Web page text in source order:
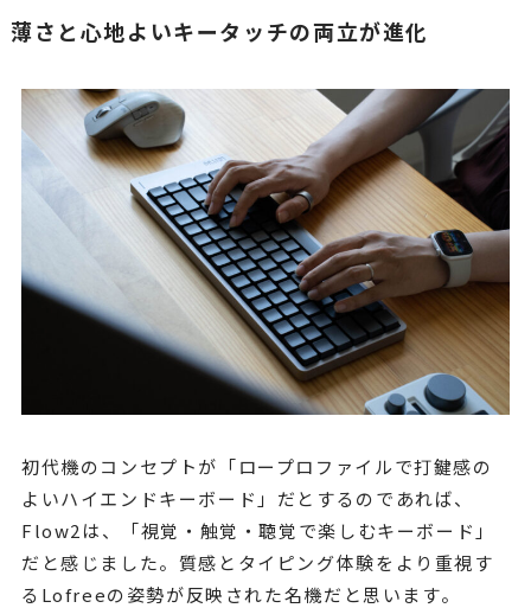
薄さと心地よいキータッチの両立が進化
初代機のコンセプトが「ロープロファイルで打鍵感の
よいハイエンドキーボード」だとするのであれば、
Flow2は、「視覚・触覚・聴覚で楽しむキーボード」
だと感じました。質感とタイピング体験をより重視す
るLofreeの姿勢が反映された名機だと思います。